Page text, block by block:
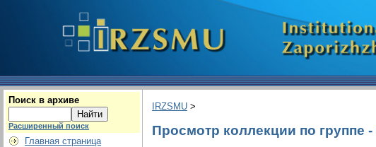
Поиск в архиве
Расширенный поиск
Главная страница
IRZSMU >
Просмотр коллекции по группе